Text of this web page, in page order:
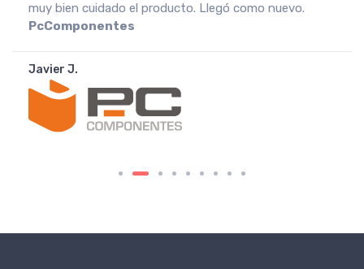
muito agradeço. Recomendo o vendedor. Fnac
Portugal
João A.